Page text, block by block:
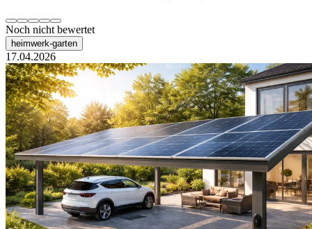
Noch nicht bewertet
heimwerk-garten
17.04.2026